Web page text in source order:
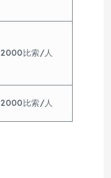
2000比索/人
2000比索/人